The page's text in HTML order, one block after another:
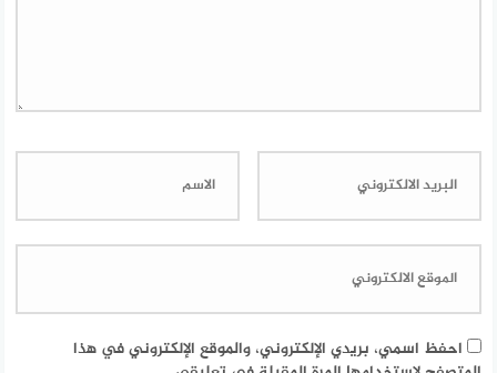
احفظ اسمي، بريدي الإلكتروني، والموقع الإلكتروني في هذا